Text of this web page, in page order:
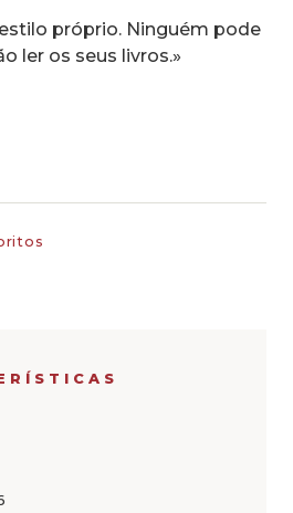
próprio. Ninguém pode
ler os seus livros.»